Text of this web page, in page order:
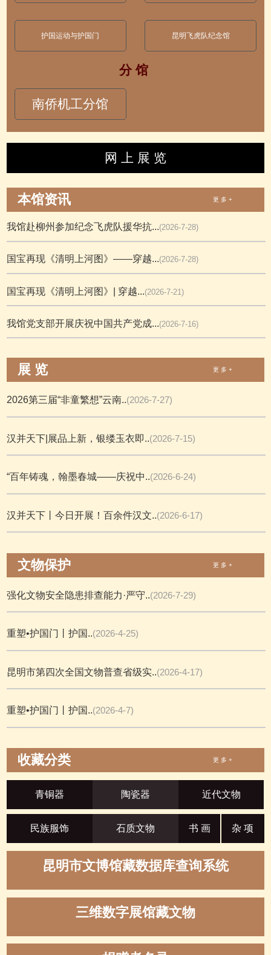
护国运动与护国门 昆明飞虎队纪念馆
分 馆
南侨机工分馆
网 上 展 览
本馆资讯 更 多 +
我馆赴柳州参加纪念飞虎队援华抗...(2026-7-28)
国宝再现《清明上河图》——穿越...(2026-7-28)
国宝再现《清明上河图》| 穿越...(2026-7-21)
我馆党支部开展庆祝中国共产党成...(2026-7-16)
展 览 更 多 +
2026第三届“非童繁想”云南..(2026-7-27)
汉并天下|展品上新，银缕玉衣即..(2026-7-15)
“百年铸魂，翰墨春城——庆祝中..(2026-6-24)
汉并天下丨今日开展！百余件汉文..(2026-6-17)
文物保护 更 多 +
强化文物安全隐患排查能力·严守..(2026-7-29)
重塑•护国门丨护国..(2026-4-25)
昆明市第四次全国文物普查省级实..(2026-4-17)
重塑•护国门丨护国..(2026-4-7)
收藏分类 更 多 +
青铜器 陶瓷器 近代文物
民族服饰 石质文物 书 画 杂 项
昆明市文博馆藏数据库查询系统
三维数字展馆藏文物